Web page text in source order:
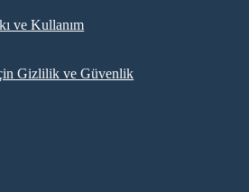
ve Kullanım
Gizlilik ve Güvenlik